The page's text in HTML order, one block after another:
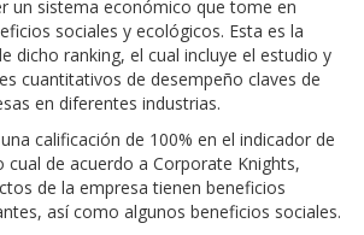
un sistema económico que tome en
sociales y ecológicos. Esta es la
dicho ranking, el cual incluye el estudio y
cuantitativos de desempeño claves de
en diferentes industrias.
calificación de 100% en el indicador de
cual de acuerdo a Corporate Knights,
de la empresa tienen beneficios
así como algunos beneficios sociales.